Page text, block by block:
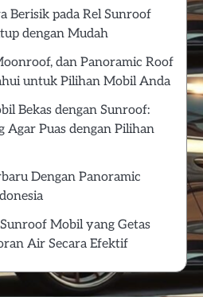
Berisik pada Rel Sunroof
dengan Mudah
dan Panoramic Roof
untuk Pilihan Mobil Anda
Bekas dengan Sunroof:
Agar Puas dengan Pilihan
Dengan Panoramic
Mobil yang Getas
Air Secara Efektif